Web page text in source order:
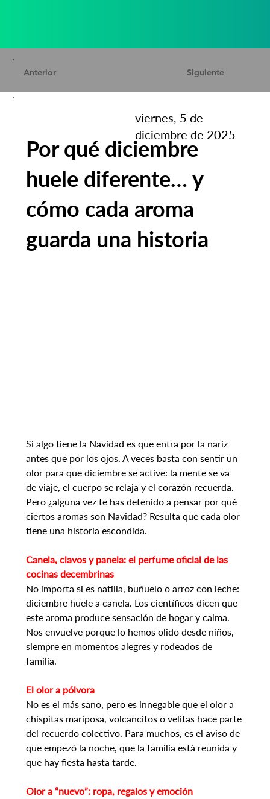
Siguiente
Anterior
viernes, 5 de
diciembre de 2025
Por qué diciembre
huele diferente… y
cómo cada aroma
guarda una historia
Si algo tiene la Navidad es que entra por la nariz
antes que por los ojos. A veces basta con sentir un
olor para que diciembre se active: la mente se va
de viaje, el cuerpo se relaja y el corazón recuerda.
Pero ¿alguna vez te has detenido a pensar por qué
ciertos aromas son Navidad? Resulta que cada olor
tiene una historia escondida.
Canela, clavos y panela: el perfume oficial de las
cocinas decembrinas
No importa si es natilla, buñuelo o arroz con leche:
diciembre huele a canela. Los científicos dicen que
este aroma produce sensación de hogar y calma.
Nos envuelve porque lo hemos olido desde niños,
siempre en momentos alegres y rodeados de
familia.
El olor a pólvora
No es el más sano, pero es innegable que el olor a
chispitas mariposa, volcancitos o velitas hace parte
del recuerdo colectivo. Para muchos, es el aviso de
que empezó la noche, que la familia está reunida y
que hay fiesta hasta tarde.
Olor a “nuevo”: ropa, regalos y emoción